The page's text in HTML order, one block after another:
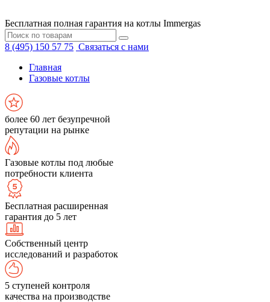
Бесплатная полная гарантия на котлы Immergas
8 (495) 150 57 75 Связаться с нами
Главная
Газовые котлы
более 60 лет безупречной
репутации на рынке
Газовые котлы под любые
потребности клиента
Бесплатная расширенная
гарантия до 5 лет
Собственный центр
исследований и разработок
5 ступеней контроля
качества на производстве